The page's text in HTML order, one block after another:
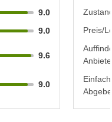
9.0
9.0
9.6
9.0
Preis/